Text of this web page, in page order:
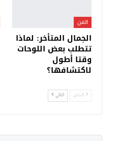
الفن
الجمال المتأخر: لماذا
تتطلب بعض اللوحات
وقتا أطول
لاكتشافها؟
السابق التالي